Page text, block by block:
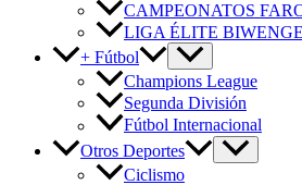
CAMPEONATOS
LIGA ÉLITE
+ Fútbol
Champions League
Segunda División
Fútbol Internacional
Otros Deportes
Ciclismo